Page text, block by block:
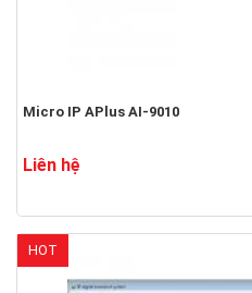
Micro IP APlus AI-9010
Liên hệ
HOT